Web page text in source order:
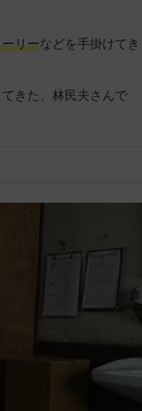
リーなどを手掛けてき
きた、林民夫さんで